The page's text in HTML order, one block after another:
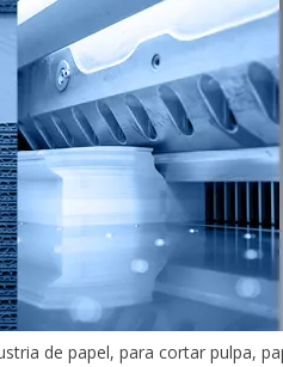
de papel, para cortar pulpa,